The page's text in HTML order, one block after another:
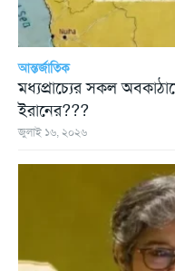
আন্তর্জাতিক
মধ্যপ্রাচ্যের সকল
ইরানের???
জুলাই ১৬, ২০২৬